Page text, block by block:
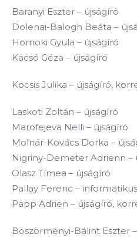
Baranyi Eszter – újságíró
Dolenai-Balogh Beáta –
Homoki Gyula – újságíró
Kacsó Géza – újságíró
Kocsis Julika – újságíró,
Laskoti Zoltán – újságíró
Marofejeva Nelli – újságíró
Molnár-Kovács Dorka –
Nigriny-Demeter Adrienn –
Olasz Tímea – újságíró
Pallay Ferenc –
Papp Adrien – újságíró,
Böszörményi-Bálint Eszter